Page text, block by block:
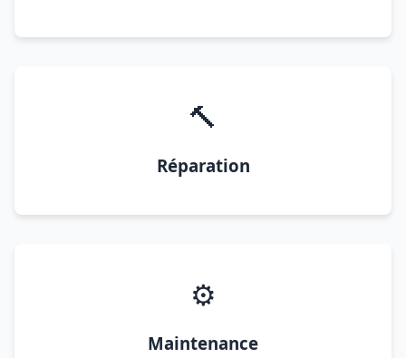
🔨
Réparation
⚙️
Maintenance